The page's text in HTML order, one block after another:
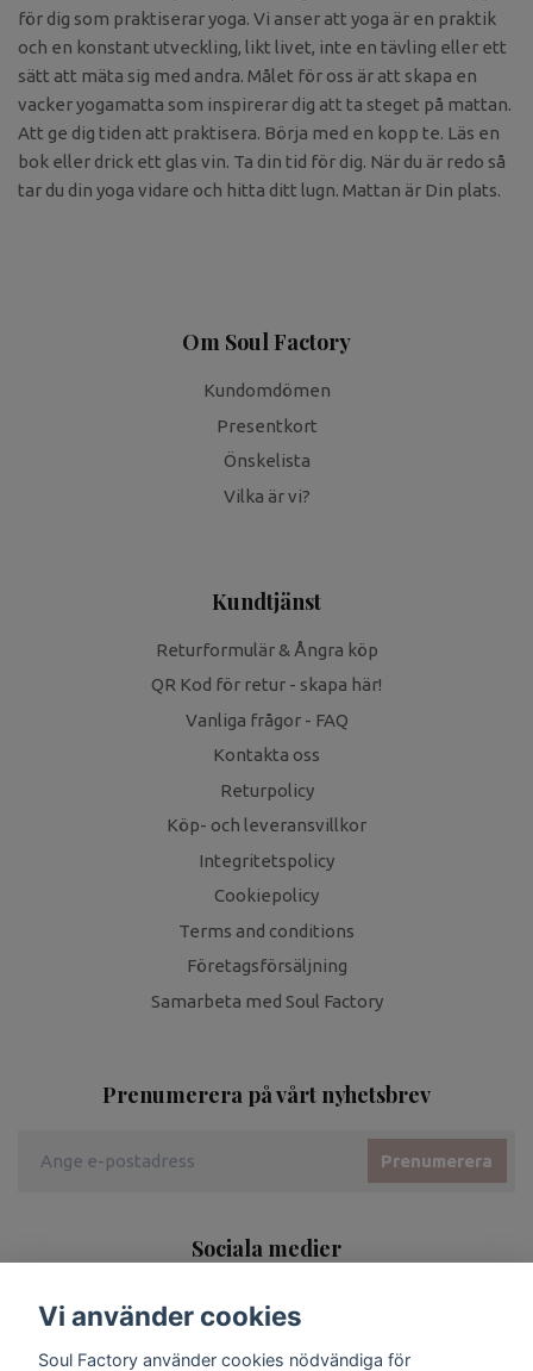
för dig som praktiserar yoga. Vi anser att yoga är en praktik
och en konstant utveckling, likt livet, inte en tävling eller ett
sätt att mäta sig med andra. Målet för oss är att skapa en
vacker yogamatta som inspirerar dig att ta steget på mattan.
Att ge dig tiden att praktisera. Börja med en kopp te. Läs en
bok eller drick ett glas vin. Ta din tid för dig. När du är redo så
tar du din yoga vidare och hitta ditt lugn. Mattan är Din plats.
Om Soul Factory
Kundomdömen
Presentkort
Önskelista
Vilka är vi?
Kundtjänst
Returformulär & Ångra köp
QR Kod för retur - skapa här!
Vanliga frågor - FAQ
Kontakta oss
Returpolicy
Köp- och leveransvillkor
Integritetspolicy
Cookiepolicy
Terms and conditions
Företagsförsäljning
Samarbeta med Soul Factory
Prenumerera på vårt nyhetsbrev
Prenumerera
Sociala medier
Vi använder cookies
Soul Factory använder cookies nödvändiga för